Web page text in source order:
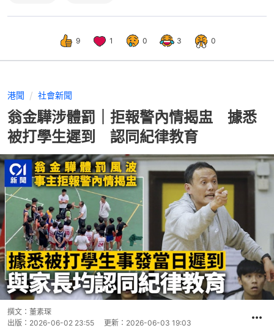
9 1 0 3 0
港聞 社會新聞
翁金驊涉體罰｜拒報警內情揭盅 據悉
被打學生遲到 認同紀律教育
撰文： 董素琛
出版： 2026-06-02 23:55 更新： 2026-06-03 19:03